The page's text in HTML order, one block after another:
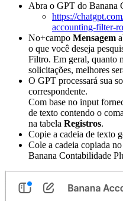
Abra o GPT do Banana
https://
accounting-filter-
No+campo Mensagem
o que você deseja
Filtro. Em geral, quanto
solicitações, melhores
O GPT processará sua
correspondente.
Com base no input
de texto contendo o
na tabela Registros.
Copie a cadeia de texto
Cole a cadeia copiada
Banana Contabilidade